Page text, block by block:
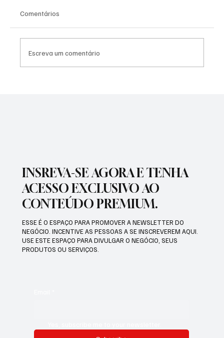
Comentários
Escreva um comentário
INSREVA-SE AGORA E TENHA
ACESSO EXCLUSIVO AO
CONTEÚDO PREMIUM.
ESSE É O ESPAÇO PARA PROMOVER A NEWSLETTER DO
NEGÓCIO. INCENTIVE AS PESSOAS A SE INSCREVEREM AQUI.
USE ESTE ESPAÇO PARA DIVULGAR O NEGÓCIO, SEUS
PRODUTOS OU SERVIÇOS.